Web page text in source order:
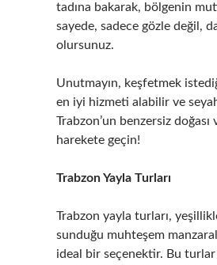
tadına bakarak, bölgenin
sayede, sadece gözle değil,
olursunuz.
Unutmayın, keşfetmek
en iyi hizmeti alabilir ve
Trabzon’un benzersiz
harekete geçin!
Trabzon Yayla Turları
Trabzon yayla turları,
sunduğu muhteşem
ideal bir seçenektir. Bu turlar